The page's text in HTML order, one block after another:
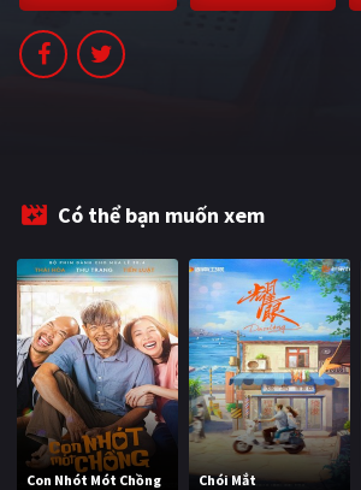
PHIM MỚI
PHIM BỘ
TUYỂN TẬP PHIM
BLOG
Có thể bạn muốn xem
Con Nhót Mót Chồng Chói Mắt